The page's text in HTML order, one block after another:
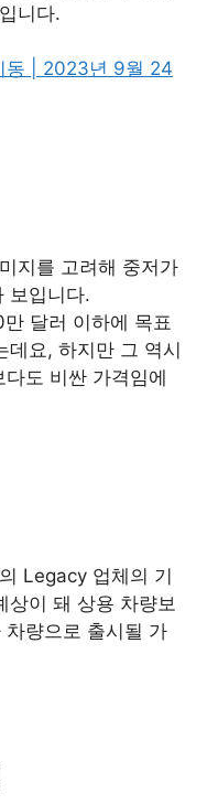
니다.
동 | 2023년 9월 24
지를 고려해 중저가
보입니다.
달러 이하에 목표
데요, 하지만 그 역시
도 비싼 가격임에
Legacy 업체의 기
상이 돼 상용 차량보
량으로 출시될 가